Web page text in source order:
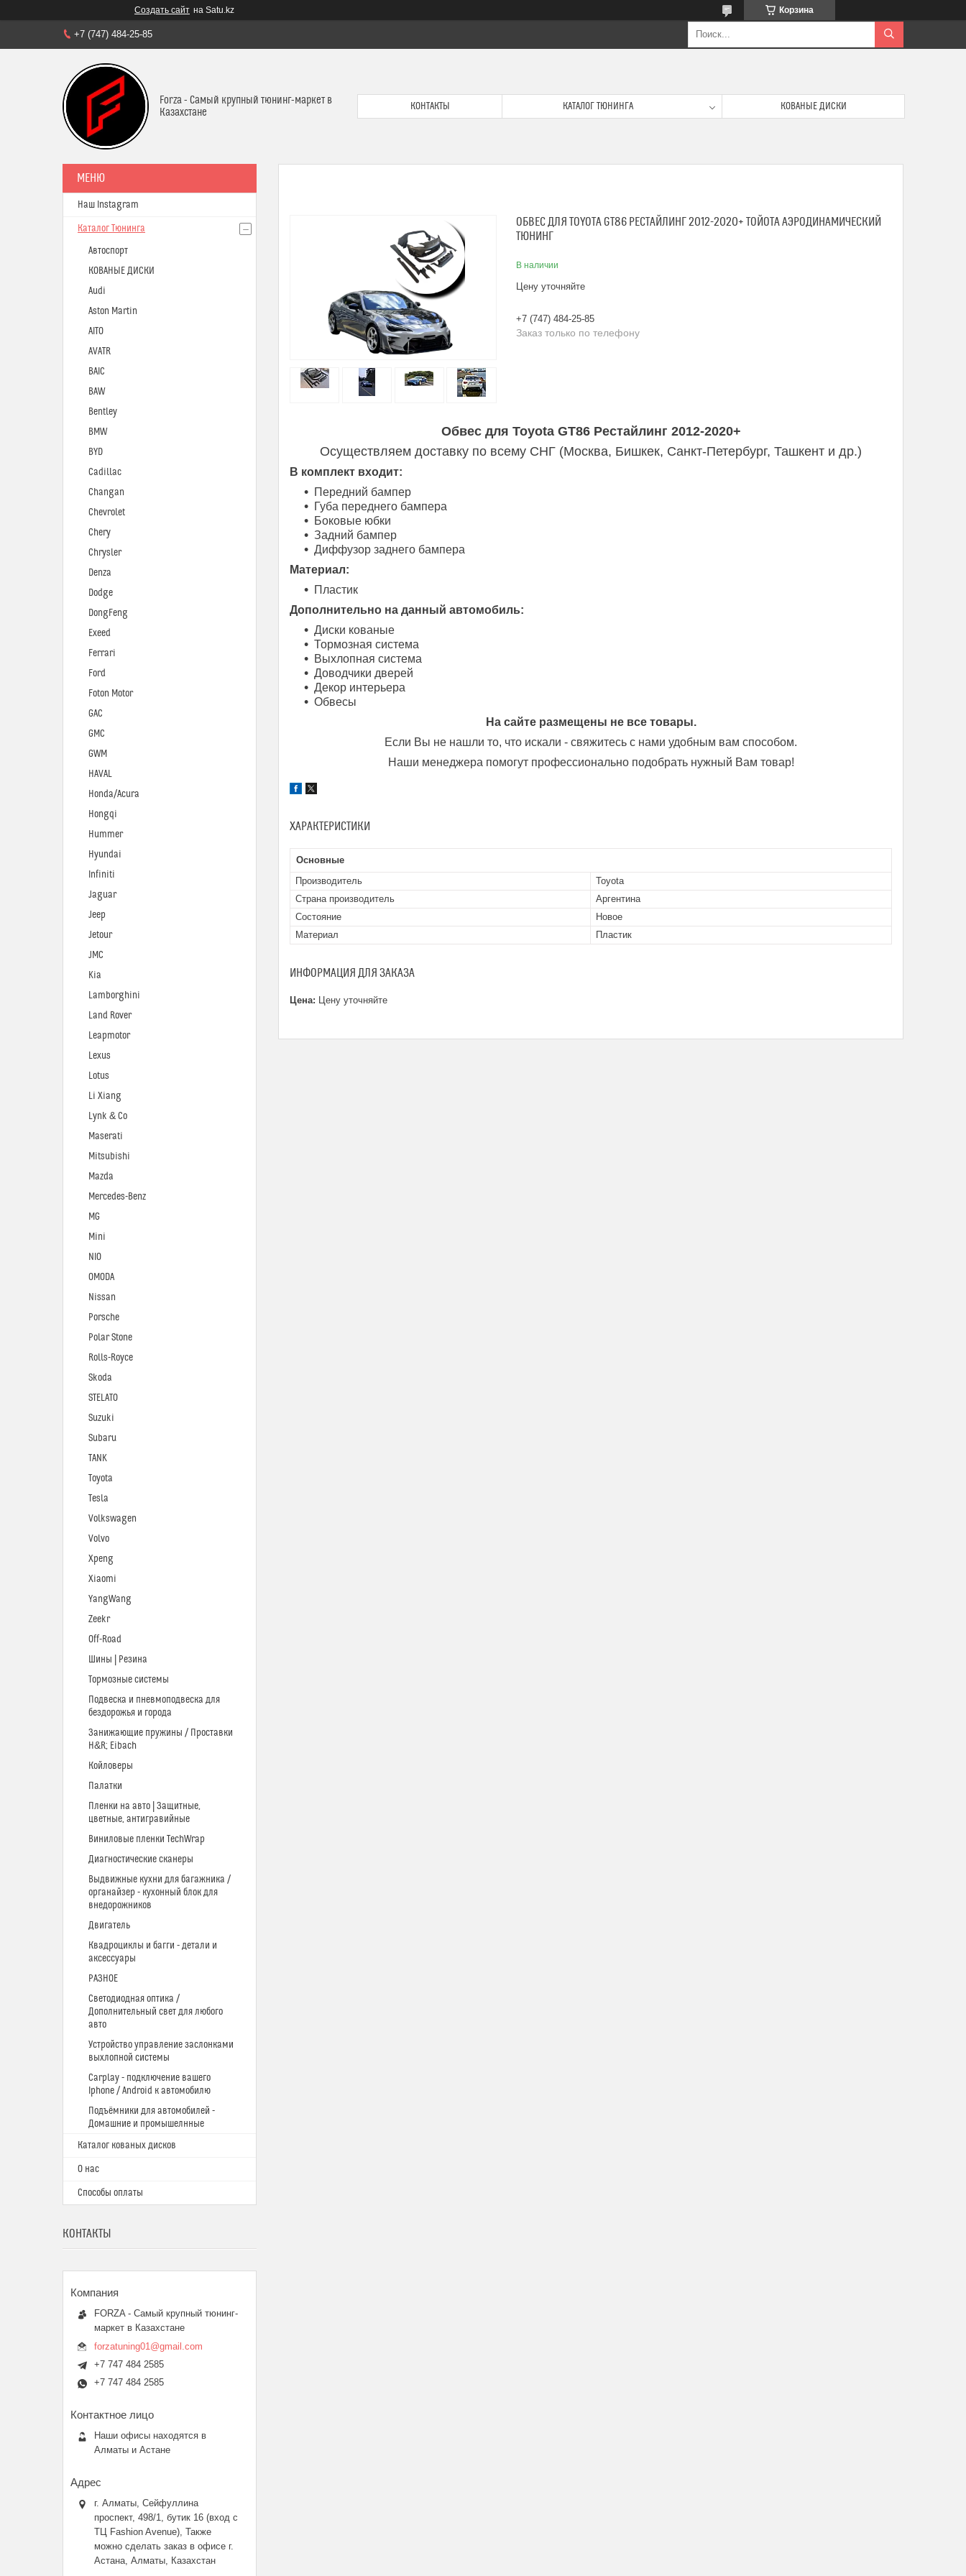
Создать сайт на Satu.kz Корзина
+7 (747) 484-25-85
Forza - Самый крупный тюнинг-маркет в
Казахстане
КОНТАКТЫ КАТАЛОГ ТЮНИНГА КОВАНЫЕ ДИСКИ
ОБВЕС ДЛЯ TOYOTA GT86 РЕСТАЙЛИНГ 2012-2020+ ТОЙОТА АЭРОДИНАМИЧЕСКИЙ
ТЮНИНГ
В наличии
Цену уточняйте
+7 (747) 484-25-85
Заказ только по телефону
Обвес для Toyota GT86 Рестайлинг 2012-2020+
Осуществляем доставку по всему СНГ (Москва, Бишкек, Санкт-Петербург, Ташкент и др.)
В комплект входит:
Передний бампер
Губа переднего бампера
Боковые юбки
Задний бампер
Диффузор заднего бампера
Материал:
Пластик
Дополнительно на данный автомобиль:
Диски кованые
Тормозная система
Выхлопная система
Доводчики дверей
Декор интерьера
Обвесы
На сайте размещены не все товары.
Если Вы не нашли то, что искали - свяжитесь с нами удобным вам способом.
Наши менеджера помогут профессионально подобрать нужный Вам товар!
ХАРАКТЕРИСТИКИ
Основные
Производитель
Toyota
Страна производитель
Аргентина
Состояние
Новое
Материал
Пластик
ИНФОРМАЦИЯ ДЛЯ ЗАКАЗА
Цена: Цену уточняйте
Наш Instagram
Каталог Тюнинга
Автоспорт
КОВАНЫЕ ДИСКИ
Audi
Aston Martin
AITO
AVATR
BAIC
BAW
Bentley
BMW
BYD
Cadillac
Changan
Chevrolet
Chery
Chrysler
Denza
Dodge
DongFeng
Exeed
Ferrari
Ford
Foton Motor
GAC
GMC
GWM
HAVAL
Honda/Acura
Hongqi
Hummer
Hyundai
Infiniti
Jaguar
Jeep
Jetour
JMC
Kia
Lamborghini
Land Rover
Leapmotor
Lexus
Lotus
Li Xiang
Lynk & Co
Maserati
Mitsubishi
Mazda
Mercedes-Benz
MG
Mini
NIO
OMODA
Nissan
Porsche
Polar Stone
Rolls-Royce
Skoda
STELATO
Suzuki
Subaru
TANK
Toyota
Tesla
Volkswagen
Volvo
Xpeng
Xiaomi
YangWang
Zeekr
Off-Road
Шины | Резина
Тормозные системы
Подвеска и пневмоподвеска для
бездорожья и города
Занижающие пружины / Проставки
H&R; Eibach
Койловеры
Палатки
Пленки на авто | Защитные,
цветные, антигравийные
Виниловые пленки TechWrap
Диагностические сканеры
Выдвижные кухни для багажника /
органайзер - кухонный блок для
внедорожников
Двигатель
Квадроциклы и багги - детали и
аксессуары
РАЗНОЕ
Светодиодная оптика /
Дополнительный свет для любого
авто
Устройство управление заслонками
выхлопной системы
Carplay - подключение вашего
Iphone / Android к автомобилю
Подъёмники для автомобилей -
Домашние и промышелнные
Каталог кованых дисков
О нас
Способы оплаты
КОНТАКТЫ
FORZA - Самый крупный тюнинг-
маркет в Казахстане
forzatuning01@gmail.com
+7 747 484 2585
+7 747 484 2585
Наши офисы находятся в
Алматы и Астане
г. Алматы, Сейфуллина
проспект, 498/1, бутик 16 (вход с
ТЦ Fashion Avenue), Также
можно сделать заказ в офисе г.
Астана, Алматы, Казахстан